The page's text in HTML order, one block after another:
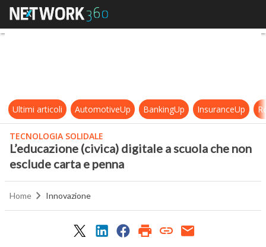
L’educazione (civica) digitale a
Ultimi articoli AutomotiveUp BankingUp InsuranceUp
TECNOLOGIA SOLIDALE
L’educazione (civica) digitale a scuola che non
esclude carta e penna
Home Innovazione